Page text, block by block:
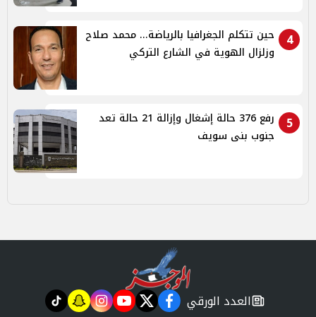
4
حين تتكلم الجغرافيا بالرياضة... محمد صلاح
وزلزال الهوية في الشارع التركي
5
رفع 376 حالة إشغال وإزالة 21 حالة تعد
جنوب بنى سويف
newspaper
العدد الورقي facebook
twitter
youtube
instagram
snapchat
tiktok